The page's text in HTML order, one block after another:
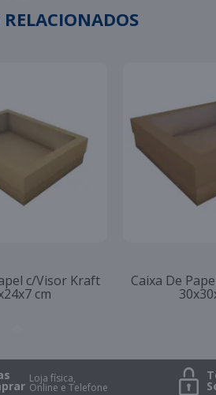
c/Visor Kraft
cm
Caixa De
Loja física,
Online e Telefone